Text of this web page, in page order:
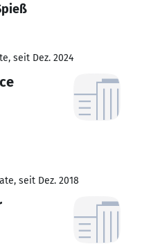
seit Dez. 2024
seit Dez. 2018